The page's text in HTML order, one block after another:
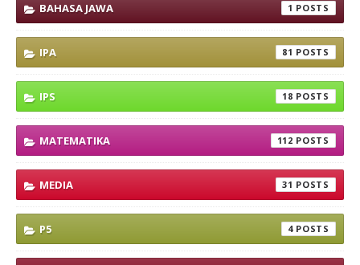
BAHASA JAWA 1
IPA 81
IPS 18
MATEMATIKA 112
MEDIA 31
P5 4